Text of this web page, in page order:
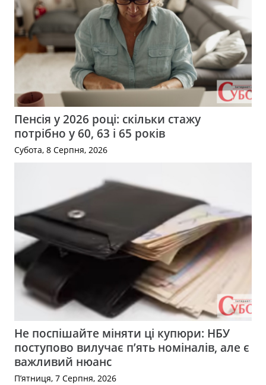
Пенсія у 2026 році: скільки стажу
потрібно у 60, 63 і 65 років
Субота, 8 Серпня, 2026
Не поспішайте міняти ці купюри: НБУ
поступово вилучає п’ять номіналів, але є
важливий нюанс
П’ятниця, 7 Серпня, 2026